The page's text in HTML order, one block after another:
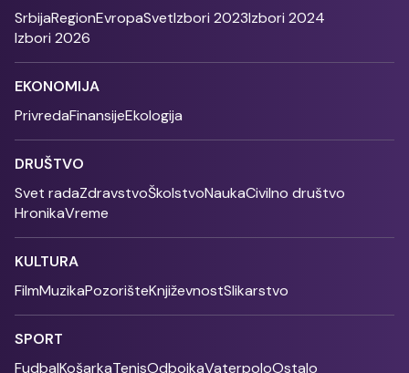
SrbijaRegionEvropaSvetIzbori 2023Izbori 2024
Izbori 2026
EKONOMIJA
PrivredaFinansijeEkologija
DRUŠTVO
Svet radaZdravstvoŠkolstvoNaukaCivilno društvo
HronikaVreme
KULTURA
FilmMuzikaPozorišteKnjiževnostSlikarstvo
SPORT
FudbalKošarkaTenisOdbojkaVaterpoloOstalo